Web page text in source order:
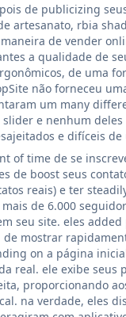
de publicizing
artesanato, rbia
de vender
a qualidade de
de uma
não forneceu
um many
e nenhum
e difíceis de
of time de se
de boost seus
reais) e ter
de 6.000
seu site. eles
mostrar
on a página
real. ele exibe seus
proporcionando
na verdade, eles